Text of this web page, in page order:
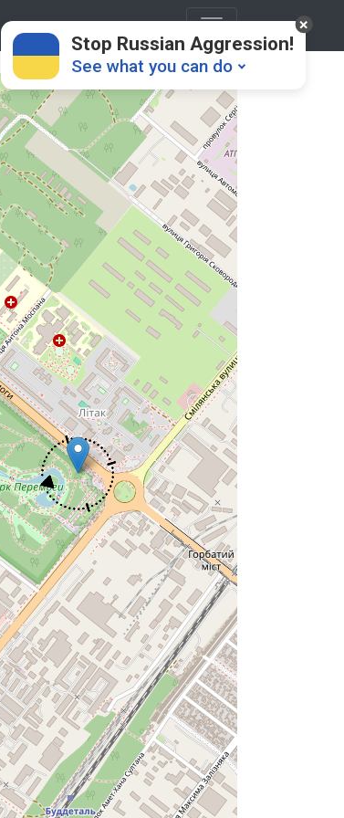
Stop Russian Aggression!
See what you can do
Donate
Support Ukraine
Share this widget